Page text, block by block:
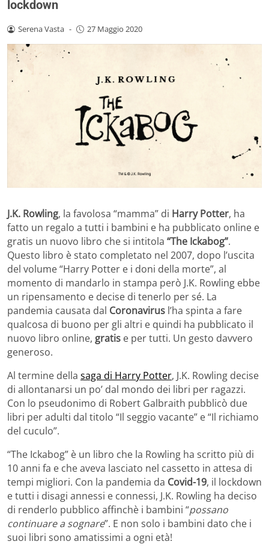
lockdown
Serena Vasta - 27 Maggio 2020
J.K. Rowling, la favolosa “mamma” di Harry Potter, ha
fatto un regalo a tutti i bambini e ha pubblicato online e
gratis un nuovo libro che si intitola “The Ickabog”.
Questo libro è stato completato nel 2007, dopo l’uscita
del volume “Harry Potter e i doni della morte”, al
momento di mandarlo in stampa però J.K. Rowling ebbe
un ripensamento e decise di tenerlo per sé. La
pandemia causata dal Coronavirus l’ha spinta a fare
qualcosa di buono per gli altri e quindi ha pubblicato il
nuovo libro online, gratis e per tutti. Un gesto davvero
generoso.
Al termine della saga di Harry Potter, J.K. Rowling decise
di allontanarsi un po’ dal mondo dei libri per ragazzi.
Con lo pseudonimo di Robert Galbraith pubblicò due
libri per adulti dal titolo “Il seggio vacante” e “Il richiamo
del cuculo”.
“The Ickabog” è un libro che la Rowling ha scritto più di
10 anni fa e che aveva lasciato nel cassetto in attesa di
tempi migliori. Con la pandemia da Covid-19, il lockdown
e tutti i disagi annessi e connessi, J.K. Rowling ha deciso
di renderlo pubblico affinchè i bambini “possano
continuare a sognare”. E non solo i bambini dato che i
suoi libri sono amatissimi a ogni età!